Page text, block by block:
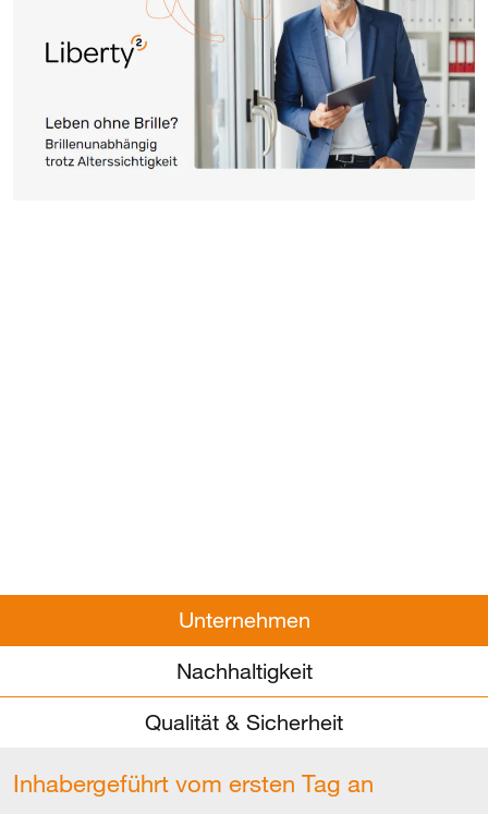
Unternehmen
Nachhaltigkeit
Qualität & Sicherheit
Inhabergeführt vom ersten Tag an